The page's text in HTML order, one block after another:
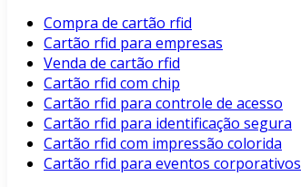
Compra de cartão rfid
Cartão rfid para empresas
Venda de cartão rfid
Cartão rfid com chip
Cartão rfid para controle de acesso
Cartão rfid para identificação segura
Cartão rfid com impressão colorida
Cartão rfid para eventos corporativos